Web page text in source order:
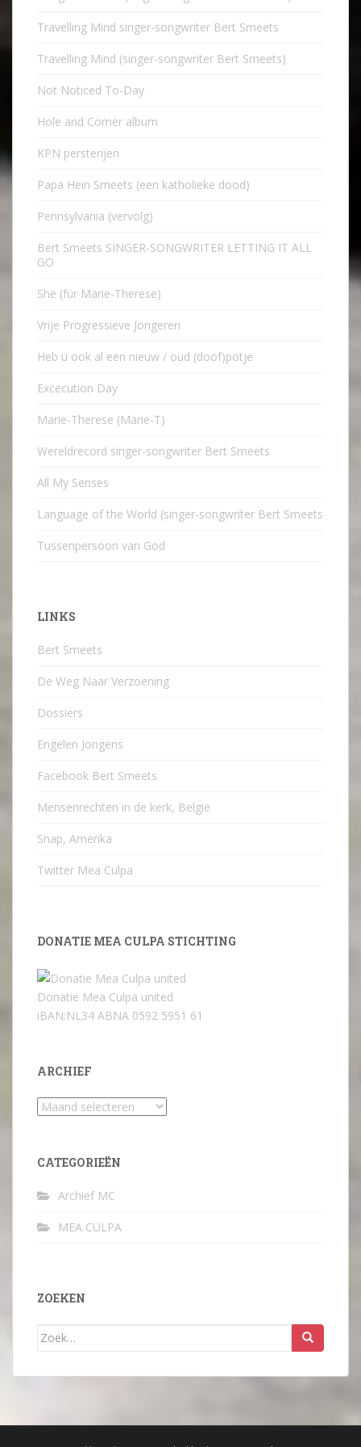
Travelling Mind singer-songwriter Bert Smeets
Travelling Mind (singer-songwriter Bert Smeets)
Not Noticed To-Day
Hole and Corner album
KPN persterijen
Papa Hein Smeets (een katholieke dood)
Pennsylvania (vervolg)
Bert Smeets SINGER-SONGWRITER LETTING IT ALL
GO
She (für Marie-Therese)
Vrije Progressieve Jongeren
Heb u ook al een nieuw / oud (doof)potje
Excecution Day
Marie-Therese (Marie-T)
Wereldrecord singer-songwriter Bert Smeets
All My Senses
Language of the World (singer-songwriter Bert Smeets
Tussenpersoon van God
LINKS
Bert Smeets
De Weg Naar Verzoening
Dossiers
Engelen Jongens
Facebook Bert Smeets
Mensenrechten in de kerk, België
Snap, Amerika
Twitter Mea Culpa
DONATIE MEA CULPA STICHTING
Donatie Mea Culpa united
iBAN:NL34 ABNA 0592 5951 61
ARCHIEF
Archief
CATEGORIEËN
Archief MC
MEA CULPA
ZOEKEN
Zoek